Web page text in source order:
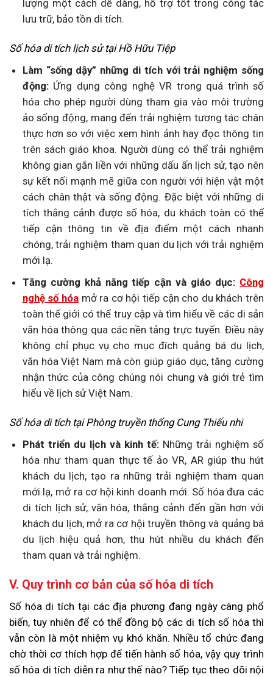
lượng một cách dễ dàng, hỗ trợ tốt trong công tác
lưu trữ, bảo tồn di tích.
Số hóa di tích lịch sử tại Hồ Hữu Tiệp
Làm “sống dậy” những di tích với trải nghiệm sống
động:Ứng dụng công nghệ VR trong quá trình số
hóa cho phép người dùng tham gia vào môi trường
ảo sống động, mang đến trải nghiệm tương tác chân
thực hơn so với việc xem hình ảnh hay đọc thông tin
trên sách giáo khoa. Người dùng có thể trải nghiệm
không gian gắn liền với những dấu ấn lịch sử, tạo nên
sự kết nối mạnh mẽ giữa con người với hiện vật một
cách chân thật và sống động. Đặc biệt với những di
tích thắng cảnh được số hóa, du khách toàn có thể
tiếp cận thông tin về địa điểm một cách nhanh
chóng, trải nghiệm tham quan du lịch với trải nghiệm
mới lạ.
Tăng cường khả năng tiếp cận và giáo dục: Công
nghệ số hóa mở ra cơ hội tiếp cận cho du khách trên
toàn thế giới có thể truy cập và tìm hiểu về các di sản
văn hóa thông qua các nền tảng trực tuyến. Điều này
không chỉ phục vụ cho mục đích quảng bá du lịch,
văn hóa Việt Nam mà còn giúp giáo dục, tăng cường
nhận thức của công chúng nói chung và giới trẻ tìm
hiểu về lịch sử Việt Nam.
Số hóa di tích tại Phòng truyền thống Cung Thiếu nhi
Phát triển du lịch và kinh tế: Những trải nghiệm số
hóa như tham quan thực tế ảo VR, AR giúp thu hút
khách du lịch, tạo ra những trải nghiệm tham quan
mới lạ, mở ra cơ hội kinh doanh mới. Số hóa đưa các
di tích lịch sử, văn hóa, thắng cảnh đến gần hơn với
khách du lịch, mở ra cơ hội truyền thông và quảng bá
du lịch hiệu quả hơn, thu hút nhiều du khách đến
tham quan và trải nghiệm.
V. Quy trình cơ bản của số hóa di tích
Số hóa di tích tại các địa phương đang ngày càng phổ
biến, tuy nhiên để có thể đồng bộ các di tích số hóa thì
vẫn còn là một nhiệm vụ khó khăn. Nhiều tổ chức đang
chờ thời cơ thích hợp để tiến hành số hóa, vậy quy trình
số hóa di tích diễn ra như thế nào? Tiếp tục theo dõi nội